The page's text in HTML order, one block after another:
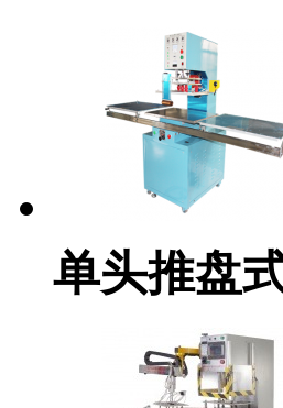
单头推盘